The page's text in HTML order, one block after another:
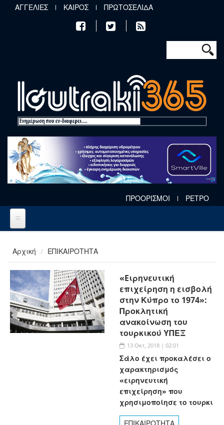
Παράκαμψη προς το κυρίως περιεχόμενο
ΑΓΓΕΛΙΕΣ ΚΑΙΡΟΣ ΠΡΩΤΟΣΕΛΙΔΑ
Φόρμα
Αναζήτηση
ΠΡΟΟΡΙΣΜΟΙ ΡΕΤΡΟ
Αρχική ΕΠΙΚΑΙΡΟΤΗΤΑ
«Eιρηνευτική
επιχείρηση η εισβολή
στην Κύπρο το 1974»:
Προκλητική
ανακοίνωση του
τουρκικού ΥΠΕΞ
13 Οκτ, 2018 | 02:01
Σάλο έχει προκαλέσει ο
χαρακτηρισμός
«ειρηνευτική
επιχείρηση» που
χρησιμοποίησε το τουρκι